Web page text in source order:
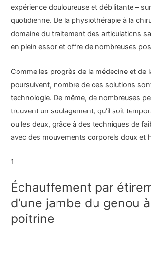
expérience douloureuse et débilitante –
quotidienne. De la physiothérapie à la
domaine du traitement des articulations
en plein essor et offre de nombreuses
Comme les progrès de la médecine et de
poursuivent, nombre de ces solutions
technologie. De même, de nombreuses
trouvent un soulagement, qu’il soit
ou les deux, grâce à des techniques de
avec des mouvements corporels doux et
1
Échauffement par
d’une jambe du genou
poitrine